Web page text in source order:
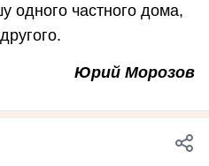
одного частного дома,
Юрий Морозов